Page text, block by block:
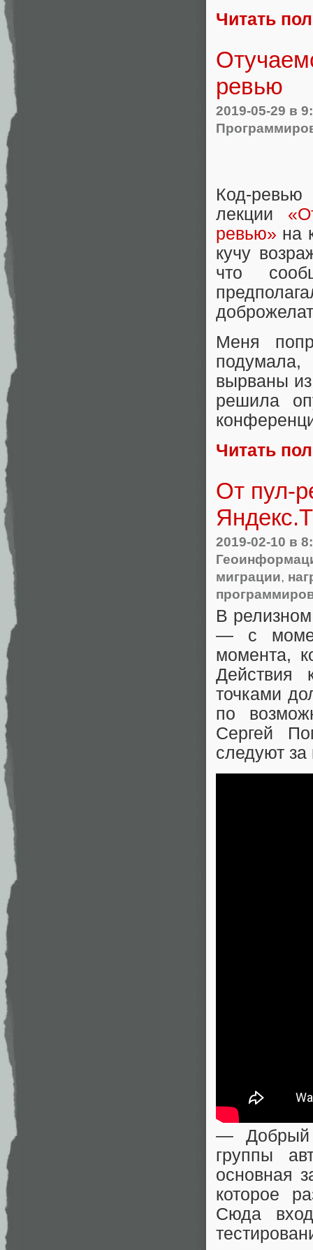
Читать
ревью
2019-05-29 в
Код-ревью
лекции
ревью» на
кучу
что
Меня
вырваны
решила
Читать
От пул-
2019-02-10 в
миграции,
В
— с
момента,
Действия
точками
по
Сергей
следуют
— Добрый
группы
основная
которое
Сюда